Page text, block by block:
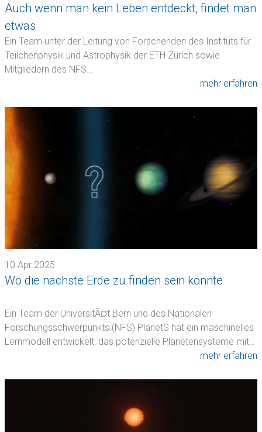
Auch wenn man kein Leben entdeckt, findet man
etwas
Ein Team unter der Leitung von Forschenden des Instituts für
Teilchenphysik und Astrophysik der ETH Zürich sowie
Mitgliedern des NFS…
mehr erfahren
10 Apr 2025
Wo die nächste Erde zu finden sein könnte
Ein Team der UniversitÃ¤t Bern und des Nationalen
Forschungsschwerpunkts (NFS) PlanetS hat ein maschinelles
Lernmodell entwickelt, das potenzielle Planetensysteme mit…
mehr erfahren